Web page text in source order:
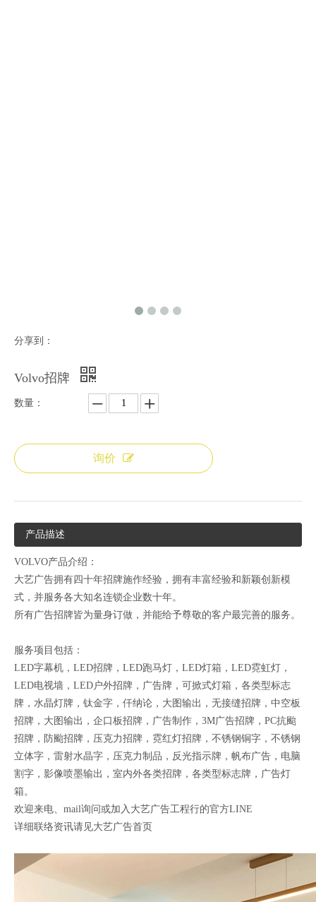
分享到：
Volvo招牌
数量：
询价
产品描述
VOLVO产品介绍：
大艺广告拥有四十年招牌施作经验，拥有丰富经验和新颖创新模
式，并服务各大知名连锁企业数十年。
所有广告招牌皆为量身订做，并能给予尊敬的客户最完善的服务。
服务项目包括：
LED字幕机，LED招牌，LED跑马灯，LED灯箱，LED霓虹灯，
LED电视墙，LED户外招牌，广告牌，可掀式灯箱，各类型标志
牌，水晶灯牌，钛金字，仟纳论，大图输出，无接缝招牌，中空板
招牌，大图输出，企口板招牌，广告制作，3M广告招牌，PC抗颱
招牌，防颱招牌，压克力招牌，霓红灯招牌，不锈钢铜字，不锈钢
立体字，雷射水晶字，压克力制品，反光指示牌，帆布广告，电脑
割字，影像喷墨输出，室内外各类招牌，各类型标志牌，广告灯
箱。
欢迎来电、mail询问或加入大艺广告工程行的官方LINE
详细联络资讯请见大艺广告首页